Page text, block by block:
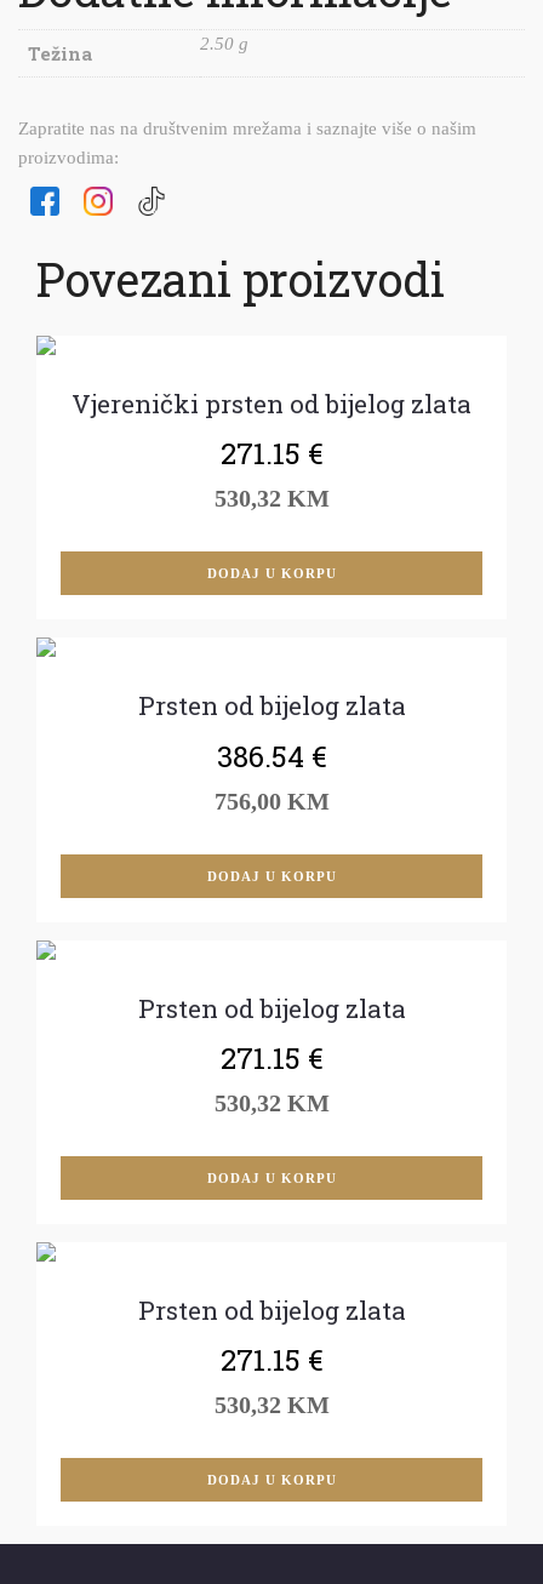
Težina 2.50 g
Zapratite nas na društvenim mrežama i saznajte više o našim
proizvodima:
Povezani proizvodi
Vjerenički prsten od bijelog zlata
271.15 €
530,32 KM
DODAJ U KORPU
Prsten od bijelog zlata
386.54 €
756,00 KM
DODAJ U KORPU
Prsten od bijelog zlata
271.15 €
530,32 KM
DODAJ U KORPU
Prsten od bijelog zlata
271.15 €
530,32 KM
DODAJ U KORPU